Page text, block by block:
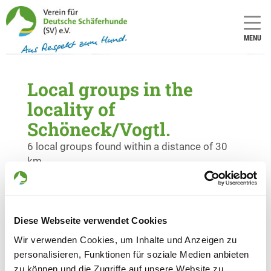
Diese Webseite verwendet Cookies
Wir verwenden Cookies, um Inhalte und Anzeigen zu
personalisieren, Funktionen für soziale Medien anbieten
zu können und die Zugriffe auf unsere Website zu
MENU
Local groups in the
locality of
Schöneck/Vogtl.
6 local groups found within a distance of 30
km
OG - Hof e.V.
OG - Treuen